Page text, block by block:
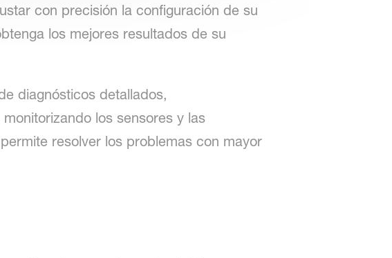
con precisión la configuración de su
los mejores resultados de su
diagnósticos detallados,
los sensores y las
resolver los problemas con mayor